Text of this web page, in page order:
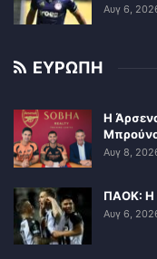
Αυγ 6,
ΕΥΡΩΠΗ
Η
Αυγ 8,
ΠΑΟΚ: Η
Αυγ 6,